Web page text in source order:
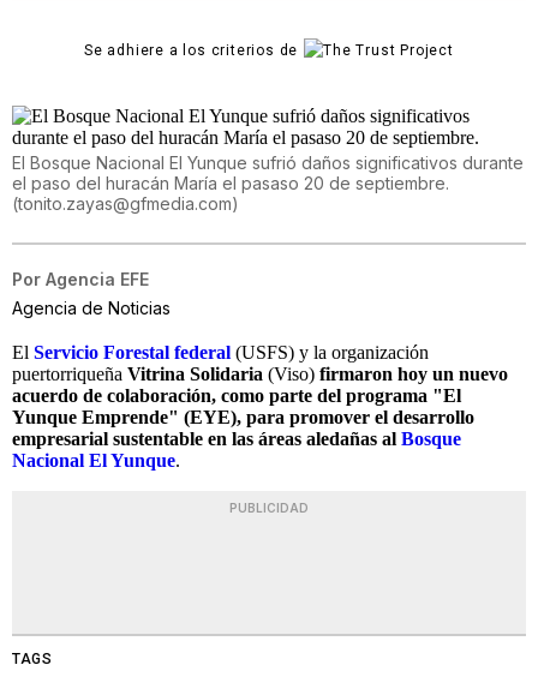
Se adhiere a los criterios de
El Bosque Nacional El Yunque sufrió daños significativos durante
el paso del huracán María el pasaso 20 de septiembre.
(tonito.zayas@gfmedia.com)
Por Agencia EFE
Agencia de Noticias
El Servicio Forestal federal (USFS) y la organización
puertorriqueña Vitrina Solidaria (Viso) firmaron hoy un nuevo
acuerdo de colaboración, como parte del programa "El
Yunque Emprende" (EYE), para promover el desarrollo
empresarial sustentable en las áreas aledañas al Bosque
Nacional El Yunque.
PUBLICIDAD
TAGS